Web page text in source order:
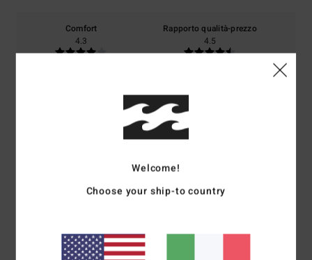
Comfort
4.3
Rapporto qualità-prezzo
4.5
Troppo grande
5 /5
Welcome!
Choose your ship-to country